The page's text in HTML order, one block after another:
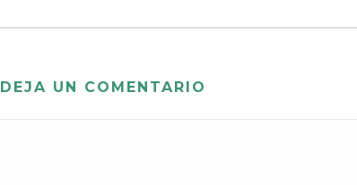
DEJA UN COMENTARIO